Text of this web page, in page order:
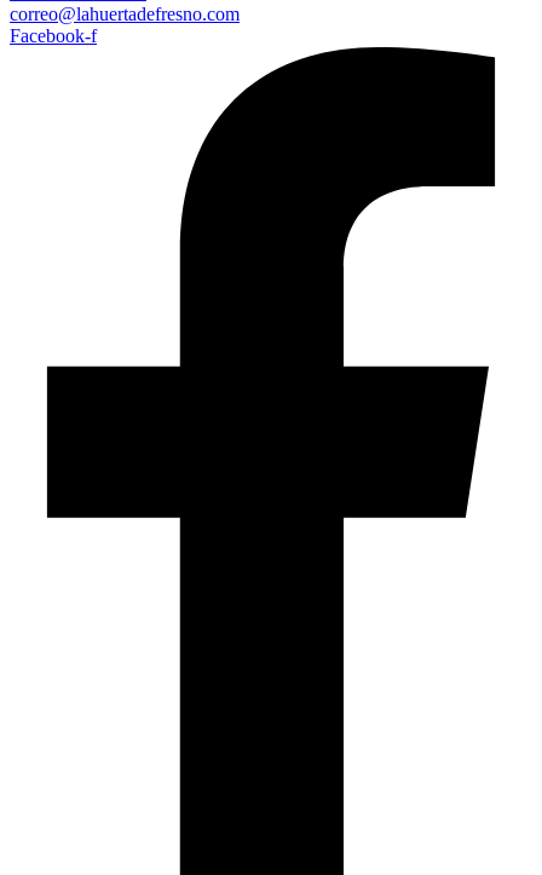
correo@lahuertadefresno.com
Facebook-f